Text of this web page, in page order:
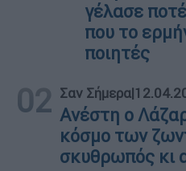
γέλασε
που το
ποιητές
02 Σαν Σήμερα|
Ανέστη ο
κόσμο των
σκυθρωπός κι